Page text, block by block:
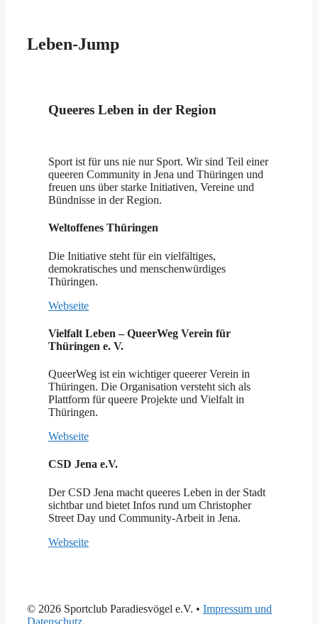
Leben-Jump
Queeres Leben in der Region
Sport ist für uns nie nur Sport. Wir sind Teil einer
queeren Community in Jena und Thüringen und
freuen uns über starke Initiativen, Vereine und
Bündnisse in der Region.
Weltoffenes Thüringen
Die Initiative steht für ein vielfältiges,
demokratisches und menschenwürdiges
Thüringen.
Webseite
Vielfalt Leben – QueerWeg Verein für
Thüringen e. V.
QueerWeg ist ein wichtiger queerer Verein in
Thüringen. Die Organisation versteht sich als
Plattform für queere Projekte und Vielfalt in
Thüringen.
Webseite
CSD Jena e.V.
Der CSD Jena macht queeres Leben in der Stadt
sichtbar und bietet Infos rund um Christopher
Street Day und Community-Arbeit in Jena.
Webseite
© 2026 Sportclub Paradiesvögel e.V. • Impressum und
Datenschutz